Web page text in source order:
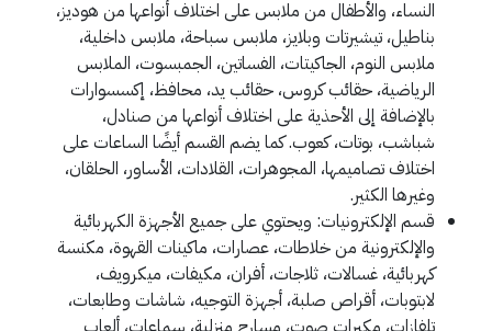
النساء، والأطفال من ملابس على اختلاف أنواعها من هوديز،
بناطيل، تيشيرتات وبلايز، ملابس سباحة، ملابس داخلية،
ملابس النوم، الجاكيتات، الفساتين، الجمبسوت، الملابس
الرياضية، حقائب كروس، حقائب يد، محافظ، إكسسوارات
بالإضافة إلى الأحذية على اختلاف أنواعها من صنادل،
شباشب، بوتات، كعوب. كما يضم القسم أيضًا الساعات على
اختلاف تصاميمها، المجوهرات، القلادات، الأساور، الحلقان،
وغيرها الكثير.
قسم الإلكترونيات: ويحتوي على جميع الأجهزة الكهربائية
والإلكترونية من خلاطات، عصارات، ماكينات القهوة، مكنسة
كهربائية، غسالات، ثلاجات، أفران، مكيفات، ميكرويف،
لابتوبات، أقراص صلبة، أجهزة التوجيه، شاشات وطابعات،